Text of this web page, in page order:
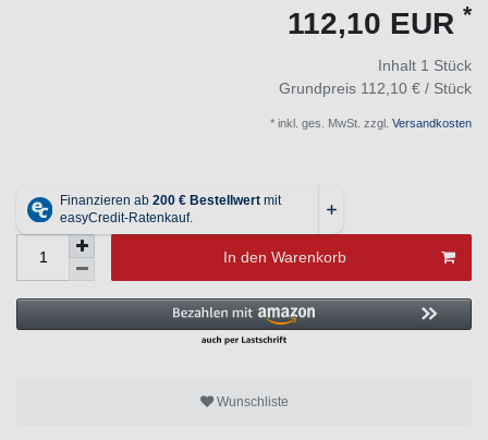
112,10 EUR *
Inhalt 1 Stück
Grundpreis 112,10 € / Stück
* inkl. ges. MwSt. zzgl. Versandkosten
In den Warenkorb
Wunschliste